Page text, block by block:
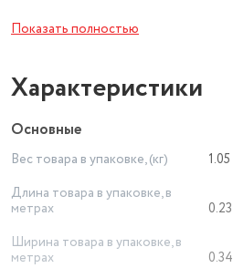
Комплектация
Световой пистолет Zapper.
Два проводных джойстика.
AV-кабель.
Инструкция.
(Работает и на ЖК телевизорах)
Показать полностью
Характеристики
Основные
Вес товара в упаковке, (кг)
1.05
Длина товара в упаковке, в
метрах
0.23
Ширина товара в упаковке, в
метрах
0.34